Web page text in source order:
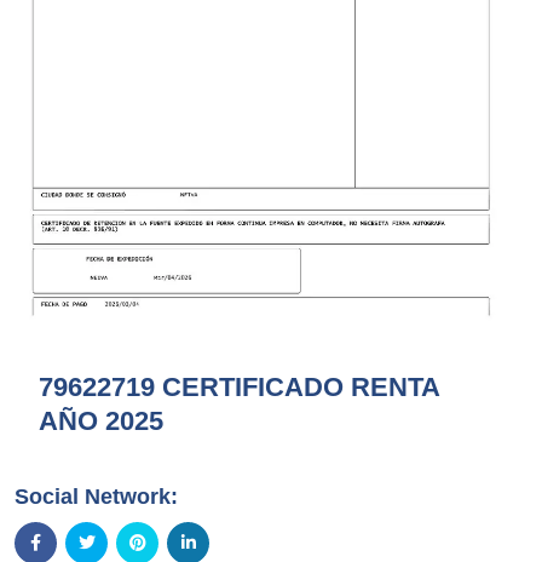
79622719 CERTIFICADO RENTA
AÑO 2025
Social Network: